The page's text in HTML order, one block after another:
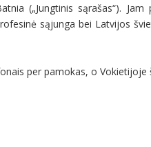
(„Jungtinis sąrašas“). Jam
sąjunga bei Latvijos
per pamokas, o Vokietijoje